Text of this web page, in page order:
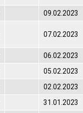
09.02.2023
07.02.2023
06.02.2023
05.02.2023
02.02.2023
31.01.2023